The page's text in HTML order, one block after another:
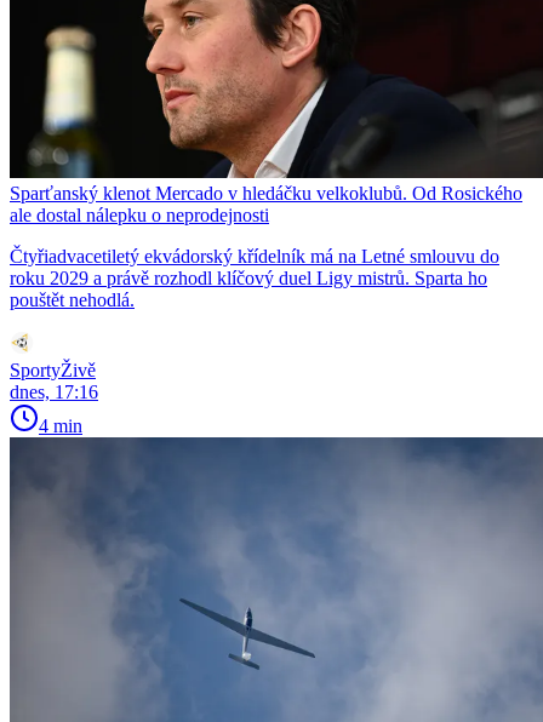
Sparťanský klenot Mercado v hledáčku velkoklubů. Od Rosického
ale dostal nálepku o neprodejnosti
Čtyřiadvacetiletý ekvádorský křídelník má na Letné smlouvu do
roku 2029 a právě rozhodl klíčový duel Ligy mistrů. Sparta ho
pouštět nehodlá.
SportyŽivě
dnes, 17:16
4 min